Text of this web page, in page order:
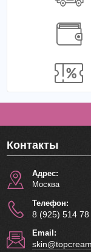
Контакты
Адрес:
Москва
Телефон:
8 (925) 514 78
Email: